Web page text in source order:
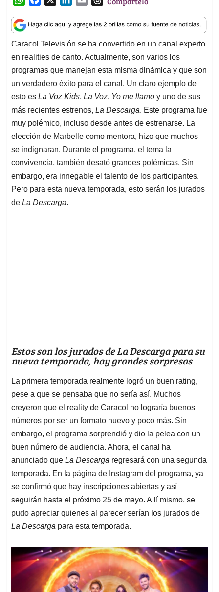
a
t
s
A
p
p
c
e
b
o
o
k
n
k
e
d
I
n
a
i
l
r
e
a
d
s
Caracol Televisión se ha convertido en un canal experto
en realities de canto. Actualmente, son varios los
programas que manejan esta misma dinámica y que son
un verdadero éxito para el canal. Un claro ejemplo de
esto es La Voz Kids, La Voz, Yo me llamo y uno de sus
más recientes estrenos, La Descarga. Este programa fue
muy polémico, incluso desde antes de estrenarse. La
elección de Marbelle como mentora, hizo que muchos
se indignaran. Durante el programa, el tema la
convivencia, también desató grandes polémicas. Sin
embargo, era innegable el talento de los participantes.
Pero para esta nueva temporada, esto serán los jurados
de La Descarga.
Estos son los jurados de La Descarga para su
nueva temporada, hay grandes sorpresas
La primera temporada realmente logró un buen rating,
pese a que se pensaba que no sería así. Muchos
creyeron que el reality de Caracol no lograría buenos
números por ser un formato nuevo y poco más. Sin
embargo, el programa sorprendió y dio la pelea con un
buen número de audiencia. Ahora, el canal ha
anunciado que La Descarga regresará con una segunda
temporada. En la página de Instagram del programa, ya
se confirmó que hay inscripciones abiertas y así
seguirán hasta el próximo 25 de mayo. Allí mismo, se
pudo apreciar quienes al parecer serían los jurados de
La Descarga para esta temporada.